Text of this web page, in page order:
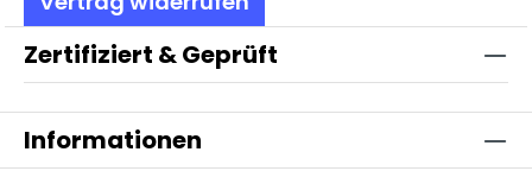
Zertifiziert & Geprüft
Informationen